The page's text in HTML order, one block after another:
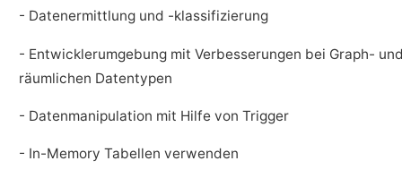
- Datenermittlung und -klassifizierung
- Entwicklerumgebung mit Verbesserungen bei Graph-
räumlichen Datentypen
- Datenmanipulation mit Hilfe von Trigger
- In-Memory Tabellen verwenden